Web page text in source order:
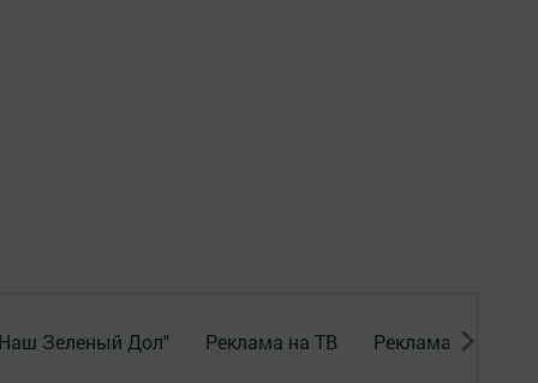
Зеленый Дол" Реклама на ТВ Реклама в